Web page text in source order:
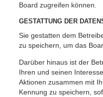
Board zugreifen können.
GESTATTUNG DER
Sie gestatten dem
zu speichern, um das
Darüber hinaus ist der
Ihren und seinen
Aktionen zusammen mit
Kennung zu speichern,